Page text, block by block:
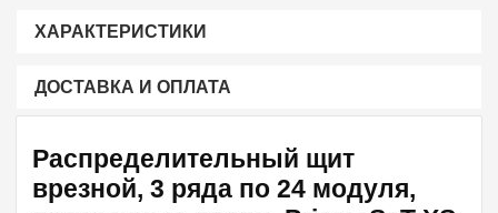
ХАРАКТЕРИСТИКИ
ДОСТАВКА И ОПЛАТА
Распределительный щит
врезной, 3 ряда по 24 модуля,